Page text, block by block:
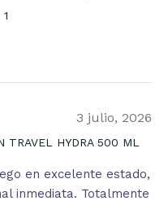
3 julio, 2026
TRAVEL HYDRA 500 ML
en excelente estado,
inmediata. Totalmente